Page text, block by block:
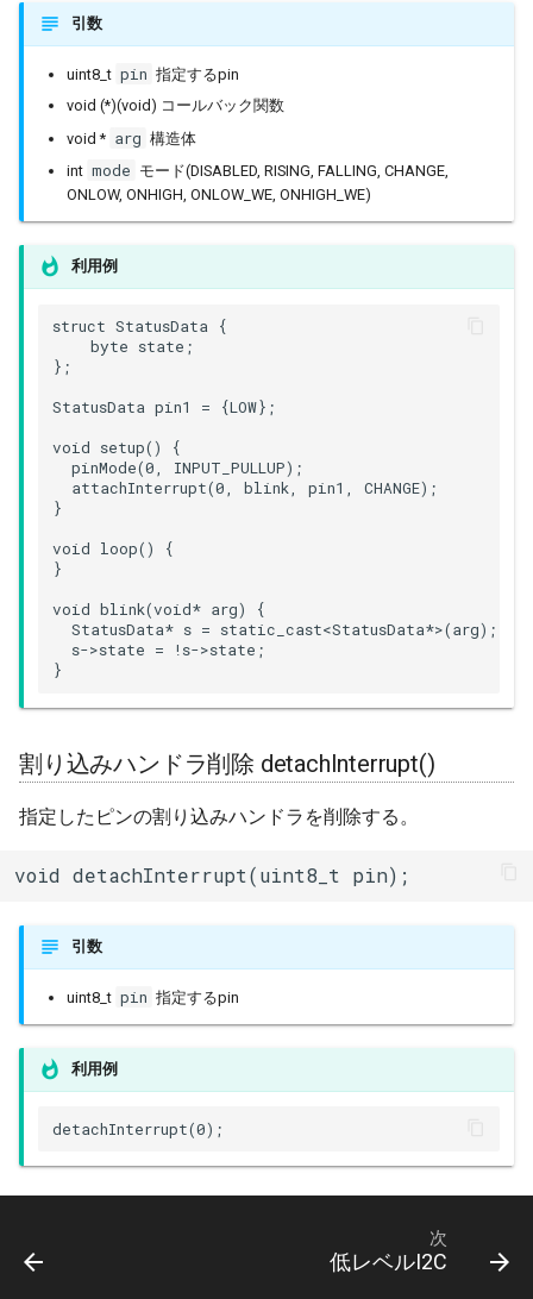
Preferences
Printable
RequestHandler
Stream
タイマー(Ticker)
TransportTraits
UDP
VFSFileImpl
WiFiAPClass
引数
uint8_t pin 指定するpin
void (*)(void) コールバック関数
void * arg 構造体
int mode モード(DISABLED, RISING, FALLING, CHANGE,
ONLOW, ONHIGH, ONLOW_WE, ONHIGH_WE)
利用例
struct StatusData {
    byte state;
};
StatusData pin1 = {LOW};
void setup() {
  pinMode(0, INPUT_PULLUP);
  attachInterrupt(0, blink, pin1, CHANGE);
}
void loop() {
}
void blink(void* arg) {
  StatusData* s = static_cast<StatusData*>(arg);
  s->state = !s->state;
}
割り込みハンドラ削除 detachInterrupt()
指定したピンの割り込みハンドラを削除する。
void detachInterrupt(uint8_t pin);
引数
uint8_t pin 指定するpin
利用例
detachInterrupt(0);
次
低レベルI2C